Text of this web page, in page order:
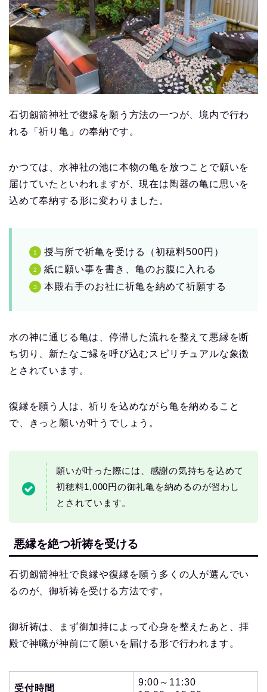
石切劔箭神社で復縁を願う方法の一つが、境内で行わ
れる「祈り亀」の奉納です。
かつては、水神社の池に本物の亀を放つことで願いを
届けていたといわれますが、現在は陶器の亀に思いを
込めて奉納する形に変わりました。
授与所で祈亀を受ける（初穂料500円）
紙に願い事を書き、亀のお腹に入れる
本殿右手のお社に祈亀を納めて祈願する
水の神に通じる亀は、停滞した流れを整えて悪縁を断
ち切り、新たなご縁を呼び込むスピリチュアルな象徴
とされています。
復縁を願う人は、祈りを込めながら亀を納めること
で、きっと願いが叶うでしょう。
願いが叶った際には、感謝の気持ちを込めて
初穂料1,000円の御礼亀を納めるのが習わし
とされています。
悪縁を絶つ祈祷を受ける
石切劔箭神社で良縁や復縁を願う多くの人が選んでい
るのが、御祈祷を受ける方法です。
御祈祷は、まず御加持によって心身を整えたあと、拝
殿で神職が神前にて願いを届ける形で行われます。
受付時間
9:00～11:30